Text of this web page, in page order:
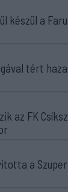
készül a
tért
az FK
a